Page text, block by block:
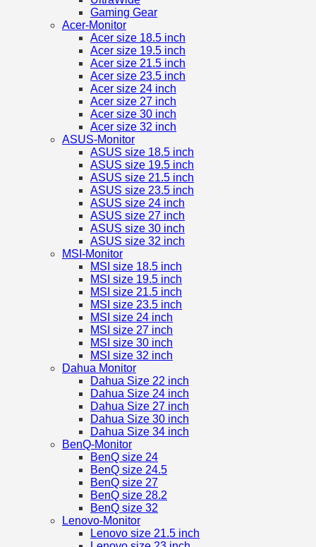
Gaming Gear
Acer-Monitor
Acer size 18.5 inch
Acer size 19.5 inch
Acer size 21.5 inch
Acer size 23.5 inch
Acer size 24 inch
Acer size 27 inch
Acer size 30 inch
Acer size 32 inch
ASUS-Monitor
ASUS size 18.5 inch
ASUS size 19.5 inch
ASUS size 21.5 inch
ASUS size 23.5 inch
ASUS size 24 inch
ASUS size 27 inch
ASUS size 30 inch
ASUS size 32 inch
MSI-Monitor
MSI size 18.5 inch
MSI size 19.5 inch
MSI size 21.5 inch
MSI size 23.5 inch
MSI size 24 inch
MSI size 27 inch
MSI size 30 inch
MSI size 32 inch
Dahua Monitor
Dahua Size 22 inch
Dahua Size 24 inch
Dahua Size 27 inch
Dahua Size 30 inch
Dahua Size 34 inch
BenQ-Monitor
BenQ size 24
BenQ size 24.5
BenQ size 27
BenQ size 28.2
BenQ size 32
Lenovo-Monitor
Lenovo size 21.5 inch